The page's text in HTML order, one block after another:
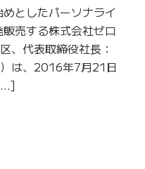
としたパーソナライ
売する株式会社ゼロ
、代表取締役社長：
は、2016年7月21日